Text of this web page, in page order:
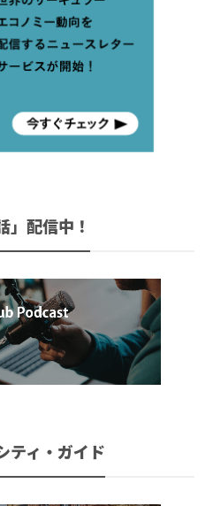
」配信中！
ティ・ガイド